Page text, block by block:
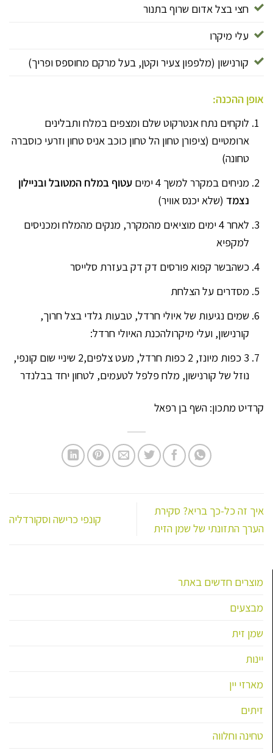
חצי בצל אדום שרוף בתנור
עלי מיקרו
קורנישון (מלפפון צעיר וקטן, בעל מרקם מחוספס ופריך)
אופן ההכנה:
לוקחים נתח אנטרקוט שלם ומצפים במלח ותבלינים
ארומטיים (ציפורן טחון הל טחון כוכב אניס טחון וזרעי כוסברה
טחונה)
מניחים במקרר למשך 4 ימים
עטוף במלח המטובל ובניילון
נצמד (שלא יכנס אוויר)
לאחר 4 ימים מוציאים מהמקרר, מנקים מהמלח ומכניסים
למקפיא
כשהבשר קפוא פורסים דק דק בעזרת סלייסר
מסדרים על הצלחת
שמים נגיעות של איולי חרדל, טבעות גלדי בצל חרוך,
קורנישון, ועלי מיקרולהכנת האיולי חרדל:
3 כפות מיונז, 2 כפות חרדל, מעט צלפים,2 שיניי שום קונפי,
נוזל של קורנישון, מלח פלפל לטעמים, לטחון יחד בבלנדר
קרדיט מתכון: השף בן רפאל
איך זה כל-כך בריא? סקירת
הערך התזונתי של שמן הזית
קונפי כרישה וסקורדליה
מוצרים חדשים באתר
מבצעים
שמן זית
יינות
מארזי יין
זיתים
טחינה וחלווה